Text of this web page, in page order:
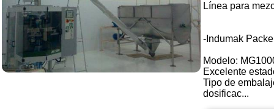
Línea para
-Indumak
Modelo:
Excelente
Tipo de
dosificac...